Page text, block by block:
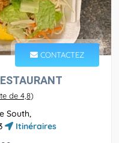
CONTACTEZ
de 4,8)
South,
Itinéraires